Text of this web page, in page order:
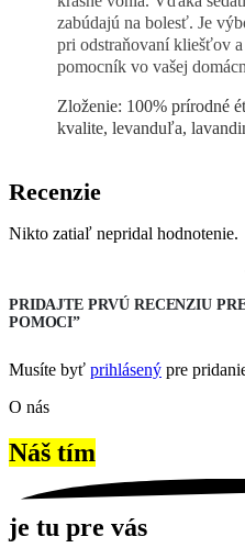
zabúdajú na bolesť. Je
pri odstraňovaní kliešťov
pomocník vo vašej
Zloženie: 100% prírodné
kvalite, levanduľa,
Recenzie
Nikto zatiaľ nepridal hodnotenie.
PRIDAJTE PRVÚ RECENZIU
POMOCI”
Musíte byť prihlásený pre
O nás
Náš tím
je tu pre vás